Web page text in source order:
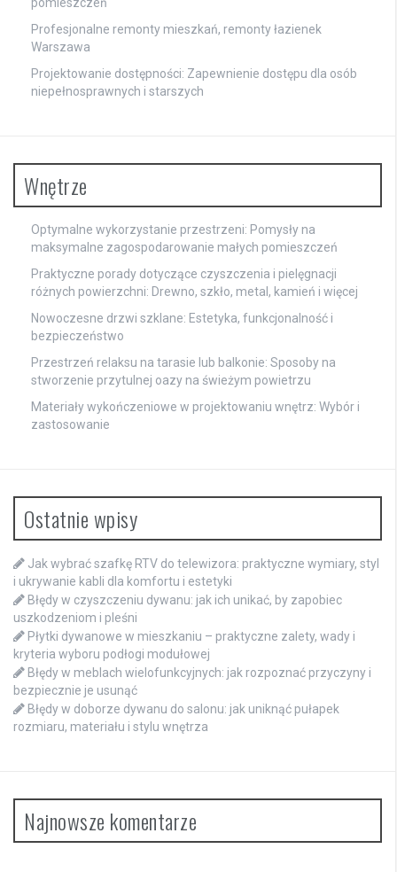
Profesjonalne remonty mieszkań, remonty łazienek
Warszawa
Projektowanie dostępności: Zapewnienie dostępu dla osób
niepełnosprawnych i starszych
Wnętrze
Optymalne wykorzystanie przestrzeni: Pomysły na
maksymalne zagospodarowanie małych pomieszczeń
Praktyczne porady dotyczące czyszczenia i pielęgnacji
różnych powierzchni: Drewno, szkło, metal, kamień i więcej
Nowoczesne drzwi szklane: Estetyka, funkcjonalność i
bezpieczeństwo
Przestrzeń relaksu na tarasie lub balkonie: Sposoby na
stworzenie przytulnej oazy na świeżym powietrzu
Materiały wykończeniowe w projektowaniu wnętrz: Wybór i
zastosowanie
Ostatnie wpisy
Jak wybrać szafkę RTV do telewizora: praktyczne wymiary, styl
i ukrywanie kabli dla komfortu i estetyki
Błędy w czyszczeniu dywanu: jak ich unikać, by zapobiec
uszkodzeniom i pleśni
Płytki dywanowe w mieszkaniu – praktyczne zalety, wady i
kryteria wyboru podłogi modułowej
Błędy w meblach wielofunkcyjnych: jak rozpoznać przyczyny i
bezpiecznie je usunąć
Błędy w doborze dywanu do salonu: jak uniknąć pułapek
rozmiaru, materiału i stylu wnętrza
Najnowsze komentarze